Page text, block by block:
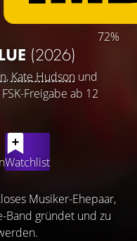
72%
(2026)
, Kate Hudsonund
Freigabe ab 12
Watchlist
Musiker-Ehepaar,
Band gründet und zu